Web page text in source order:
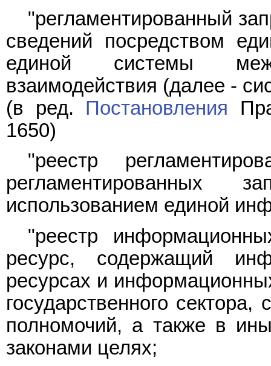
"регламентированный
сведений посредством
единой системы
взаимодействия (далее -
(в ред. Постановления
1650)
"реестр
регламентированных
использованием единой
"реестр
ресурс, содержащий
ресурсах и
государственного
полномочий, а также в
законами целях;